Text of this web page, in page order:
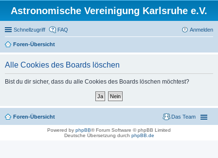
Astronomische Vereinigung Karlsruhe e.V.
Schnellzugriff FAQ Anmelden
Foren-Übersicht
Alle Cookies des Boards löschen
Bist du dir sicher, dass du alle Cookies des Boards löschen möchtest?
Foren-Übersicht Das Team
Powered by phpBB® Forum Software © phpBB Limited
Deutsche Übersetzung durch phpBB.de